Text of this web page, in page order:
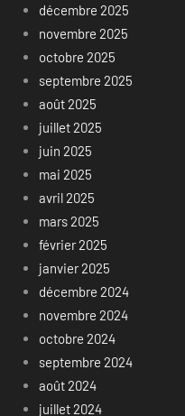
décembre 2025
novembre 2025
octobre 2025
septembre 2025
août 2025
juillet 2025
juin 2025
mai 2025
avril 2025
mars 2025
février 2025
janvier 2025
décembre 2024
novembre 2024
octobre 2024
septembre 2024
août 2024
juillet 2024